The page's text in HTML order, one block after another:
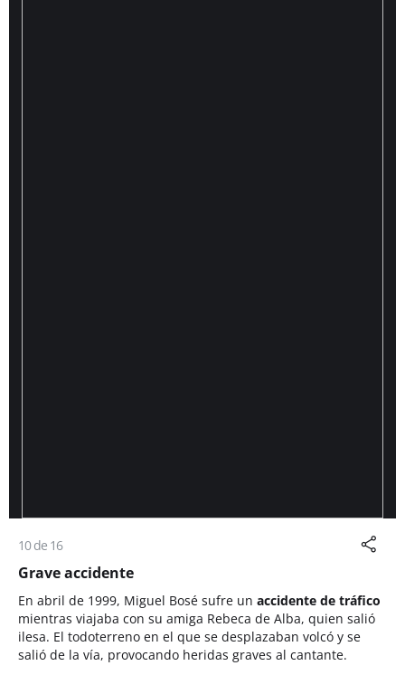
10 de 16
Grave accidente
En abril de 1999, Miguel Bosé sufre un accidente de tráfico
mientras viajaba con su amiga Rebeca de Alba, quien salió
ilesa. El todoterreno en el que se desplazaban volcó y se
salió de la vía, provocando heridas graves al cantante.